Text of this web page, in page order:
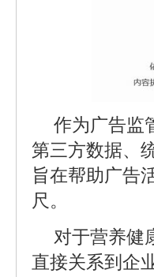
作为广告监
第三方数据、
旨在帮助广告
尺。
对于营养健
直接关系到企